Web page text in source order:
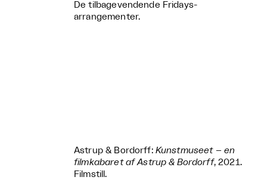
De tilbagevendende Fridays-
arrangementer.
Astrup & Bordorff: Kunstmuseet – en
filmkabaret af Astrup & Bordorff, 2021.
Filmstill.